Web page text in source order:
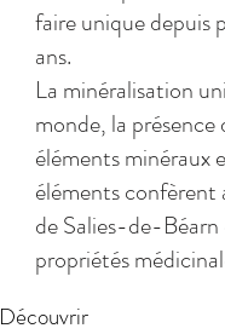
faire unique depuis
ans.
La minéralisation
monde, la présence
éléments minéraux
éléments confèrent
de Salies-de-Béarn
propriétés
Découvrir